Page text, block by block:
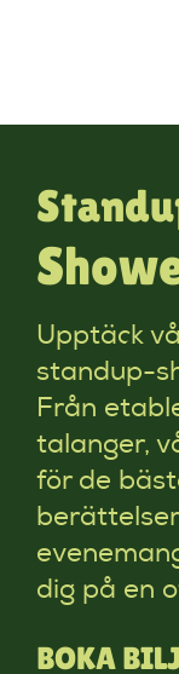
Upptäck
standup-
Från
talanger,
för de
dig på en
BOKA